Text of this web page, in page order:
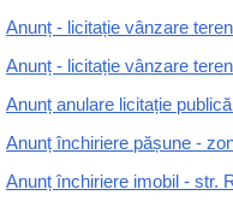
Anunț - licitație vânzare
Anunț - licitație vânzare
Anunț anulare licitație
Anunț închiriere pășune -
Anunț închiriere imobil - str.